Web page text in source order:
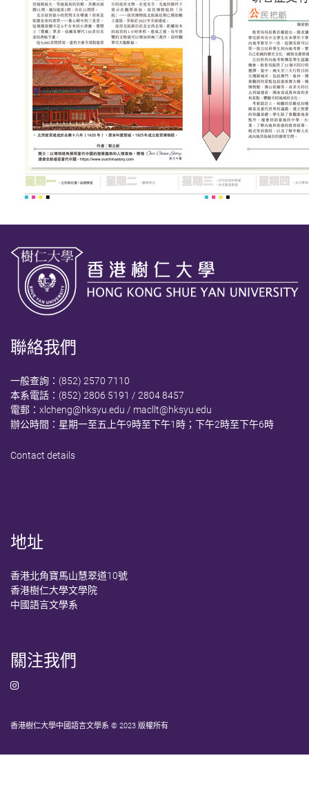
聯絡我們
一般查詢：(852) 2570 7110
本系電話：(852) 2806 5191 / 2804 8457
電郵： xlcheng@hksyu.edu / macllt@hksyu.edu
辦公時間：星期一至五上午9時至下午1時；下午2時至下午6時
Contact details
地址
香港北角寶馬山慧翠道10號
香港樹仁大學文學院
中國語言文學系
關注我們
香港樹仁大學中國語言文學系 © 2023 版權所有